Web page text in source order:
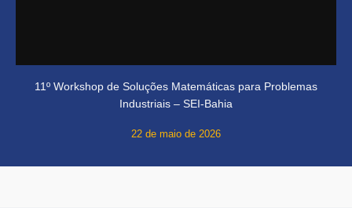
11º Workshop de Soluções Matemáticas para Problemas
Industriais – SEI-Bahia
22 de maio de 2026